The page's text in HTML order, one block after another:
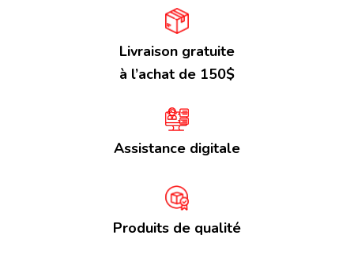
Livraison gratuite
à l’achat de 150$
Assistance digitale
Produits de qualité